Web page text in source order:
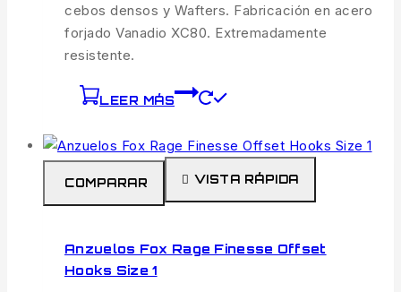
cebos densos y Wafters. Fabricación en acero
forjado Vanadio XC80. Extremadamente
resistente.
LEER MÁS
COMPARAR VISTA RÁPIDA
Anzuelos Fox Rage Finesse Offset
Hooks Size 1